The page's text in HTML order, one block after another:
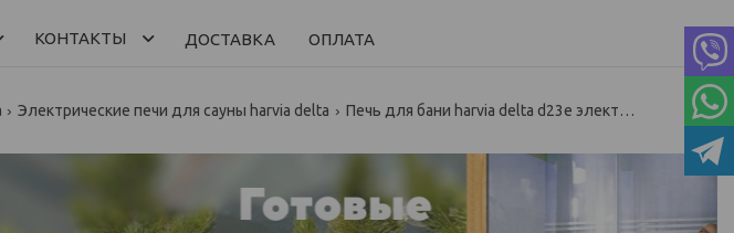
КОНТАКТЫ ДОСТАВКА ОПЛАТА
Электрические печи для сауны harvia delta Печь для бани harvia delta d23e электрическая